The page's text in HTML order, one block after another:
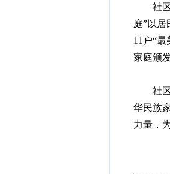
社区
庭”以
11户“
家庭颁
社区
华民族
力量，